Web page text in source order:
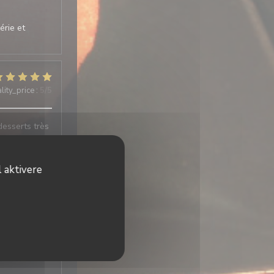
aktivere
et
:
très
bien.